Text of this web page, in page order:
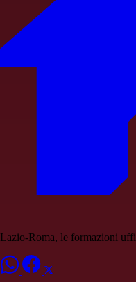
Lazio-Roma, le formazioni